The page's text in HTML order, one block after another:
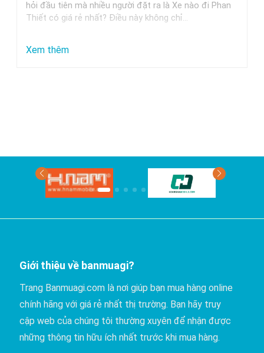
khi
di
hỏi đầu tiên mà nhiều người đặt ra là Xe nào đi Phan
Thiết có giá rẻ nhất? Điều này không chỉ…
Xem thêm:
rẻ
nhất?
Giới thiệu về banmuagi?
Trang Banmuagi.com là nơi giúp bạn mua hàng online
chính hãng với giá rẻ nhất thị trường. Bạn hãy truy
cập web của chúng tôi thường xuyên để nhận được
những thông tin hữu ích nhất trước khi mua hàng.